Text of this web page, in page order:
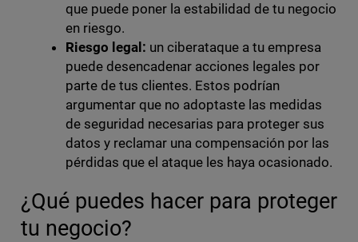
que puede poner la estabilidad de tu negocio
en riesgo.
Riesgo legal: un ciberataque a tu empresa
puede desencadenar acciones legales por
parte de tus clientes. Estos podrían
argumentar que no adoptaste las medidas
de seguridad necesarias para proteger sus
datos y reclamar una compensación por las
pérdidas que el ataque les haya ocasionado.
¿Qué puedes hacer para proteger
tu negocio?